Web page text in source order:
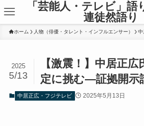
「芸能人・テレビ」語
連徒然語り
ホーム 人物（俳優・タレント・インフルエンサー） 中
【激震！】中居正
定に挑む―証拠開示
2025
5/13
中居正広・フジテレビ 2025年5月13日